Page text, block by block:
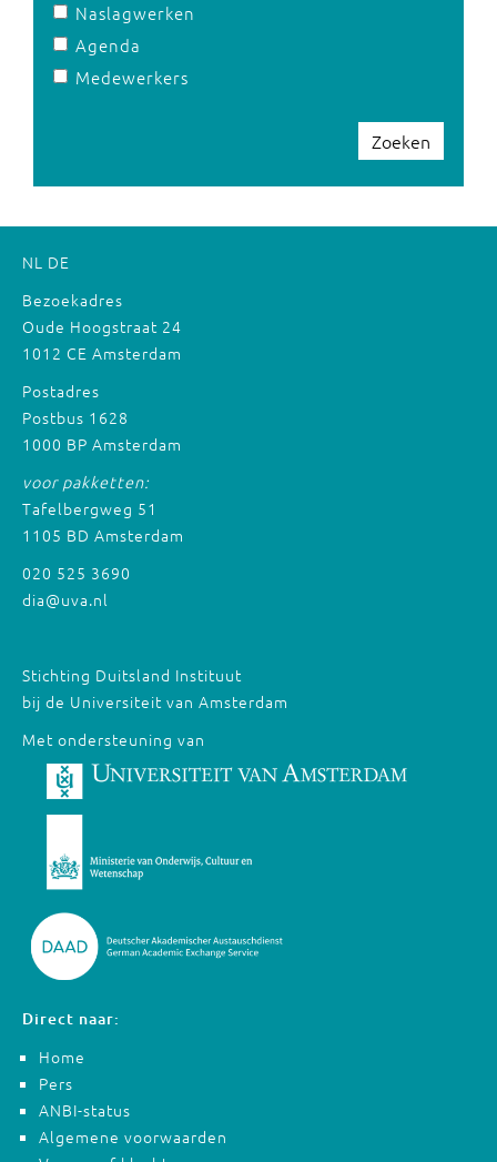
Naslagwerken
Agenda
Medewerkers
Zoeken
NL DE
Bezoekadres
Oude Hoogstraat 24
1012 CE Amsterdam
Postadres
Postbus 1628
1000 BP Amsterdam
voor pakketten:
Tafelbergweg 51
1105 BD Amsterdam
020 525 3690
dia@uva.nl
Stichting Duitsland Instituut
bij de Universiteit van Amsterdam
Met ondersteuning van
Direct naar:
Home
Pers
ANBI-status
Algemene voorwaarden